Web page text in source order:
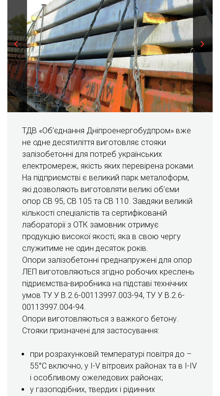
ТДВ «Об’єднання Дніпроенергобудпром» вже
не одне десятиліття виготовляє стояки
залізобетонні для потреб українських
електромереж, якість яких перевірена роками.
На підприємстві є великий парк металоформ,
які дозволяють виготовляти великі об’єми
опор СВ 95, СВ 105 та СВ 110. Завдяки великій
кількості спеціалістів та сертифікованій
лабораторії з ОТК замовник отримує
продукцію високої якості, яка в свою чергу
служитиме не один десяток років.
Опори залізобетонні преднапружені для опор
ЛЕП виготовляються згідно робочих креслень
підриємства-виробника на підставі технічних
умов ТУ У В.2.6-00113997.003-94, ТУ У В.2.6-
00113997.004-94.
Опори виготовляються з важкого бетону.
Стояки призначені для застосування:
при розрахунковій температурі повітря до –
55°С включно, у I-V вітрових районах та в I-IV
і особливому ожеледових районах;
у газоподібних, твердих і рідинних